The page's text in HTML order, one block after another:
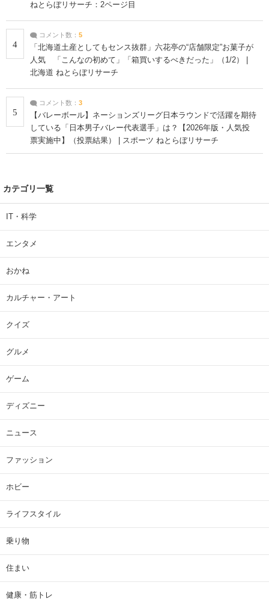
ねとらぼリサーチ：2ページ目
4
コメント数： 5
「北海道土産としてもセンス抜群」六花亭の“店舗限定”お菓子が
人気 「こんなの初めて」「箱買いするべきだった」（1/2） |
北海道 ねとらぼリサーチ
5
コメント数： 3
【バレーボール】ネーションズリーグ日本ラウンドで活躍を期待
している「日本男子バレー代表選手」は？【2026年版・人気投
票実施中】（投票結果） | スポーツ ねとらぼリサーチ
カテゴリ一覧
IT・科学
エンタメ
おかね
カルチャー・アート
クイズ
グルメ
ゲーム
ディズニー
ニュース
ファッション
ホビー
ライフスタイル
乗り物
住まい
健康・筋トレ